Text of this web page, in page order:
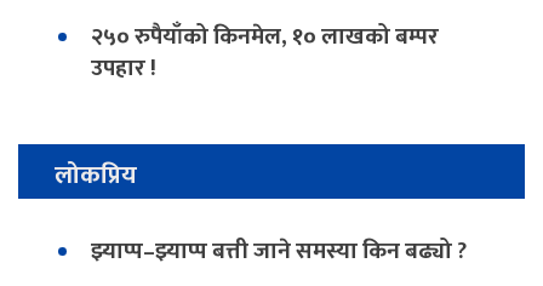
२५० रुपैयाँको किनमेल, १० लाखको बम्पर
उपहार !
लोकप्रिय
झ्याप्प–झ्याप्प बत्ती जाने समस्या किन बढ्यो ?